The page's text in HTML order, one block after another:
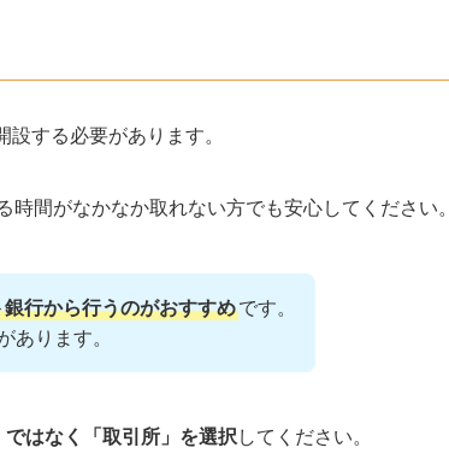
する必要があります。
時間がなかなか取れない方でも安心してください。
銀行から行うのがおすすめです。
あります。
ではなく「取引所」を選択 してください。